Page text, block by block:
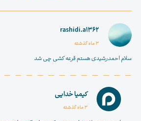
rashidi.a1362
3 ماه گذشته
سلام احمدرشیدی هستم قرعه کشی چی شد
کیمیا خدایی
3 ماه گذشته